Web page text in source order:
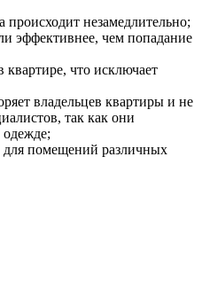
происходит незамедлительно;
эффективнее, чем попадание
что исключает
владельцев квартиры и не
так как они
одежде;
помещений различных